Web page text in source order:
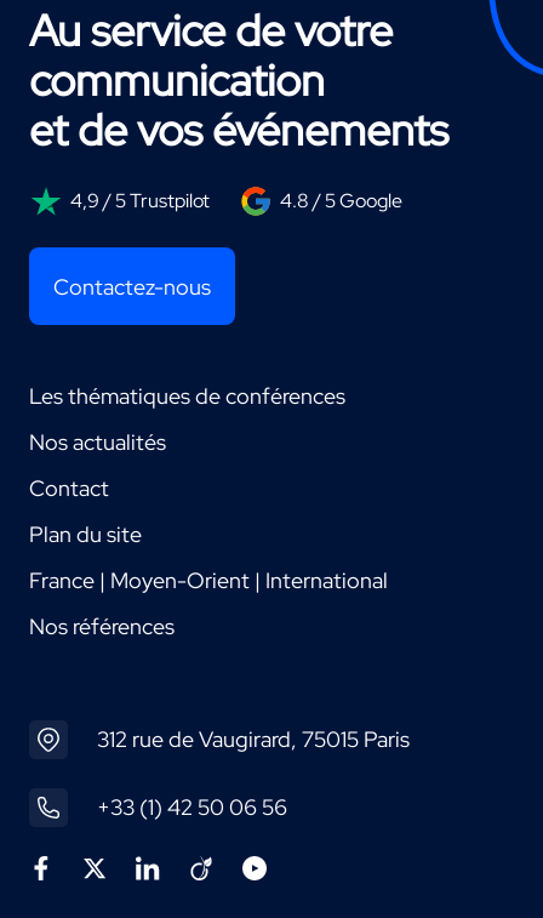
Au service de votre
communication
et de vos événements
4,9 / 5 Trustpilot 4.8 / 5 Google
Contactez-nous
Les thématiques de conférences
Nos actualités
Contact
Plan du site
France | Moyen-Orient | International
Nos références
312 rue de Vaugirard, 75015 Paris
+33 (1) 42 50 06 56